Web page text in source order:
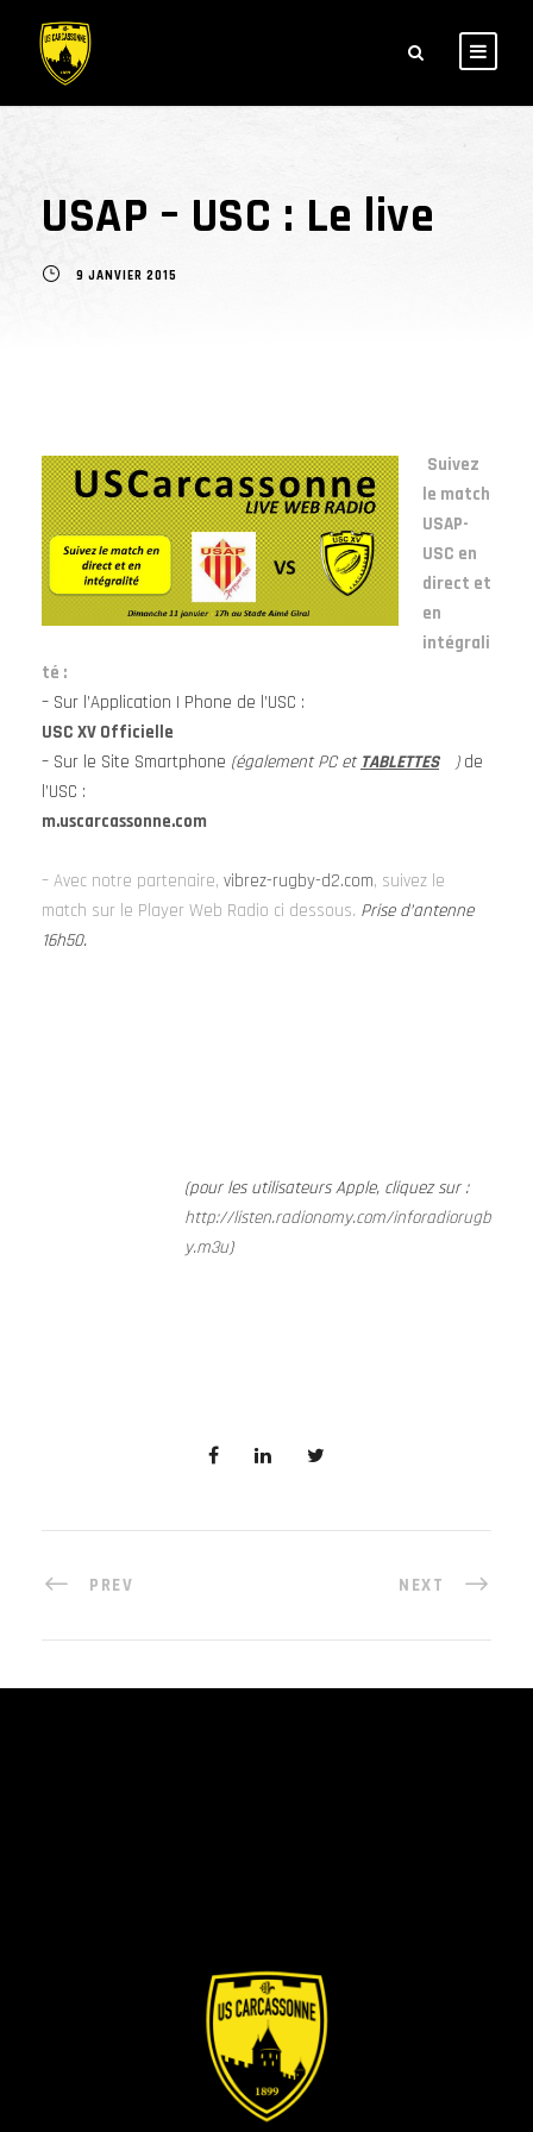
USAP – USC : Le live
9 JANVIER 2015
Suivez
le match
USAP-
USC en
direct et
en
intégrali
té :
– Sur l’Application I Phone de l’USC :
USC XV Officielle
– Sur le Site Smartphone (également PC et TABLETTES )de
l’USC :
m.uscarcassonne.com
– Avec notre partenaire, vibrez-rugby-d2.com, suivez le
match sur le Player Web Radio ci dessous. Prise d’antenne
16h50.
(pour les utilisateurs Apple, cliquez sur :
http://listen.radionomy.com/inforadiorugb
y.m3u)
PREV NEXT